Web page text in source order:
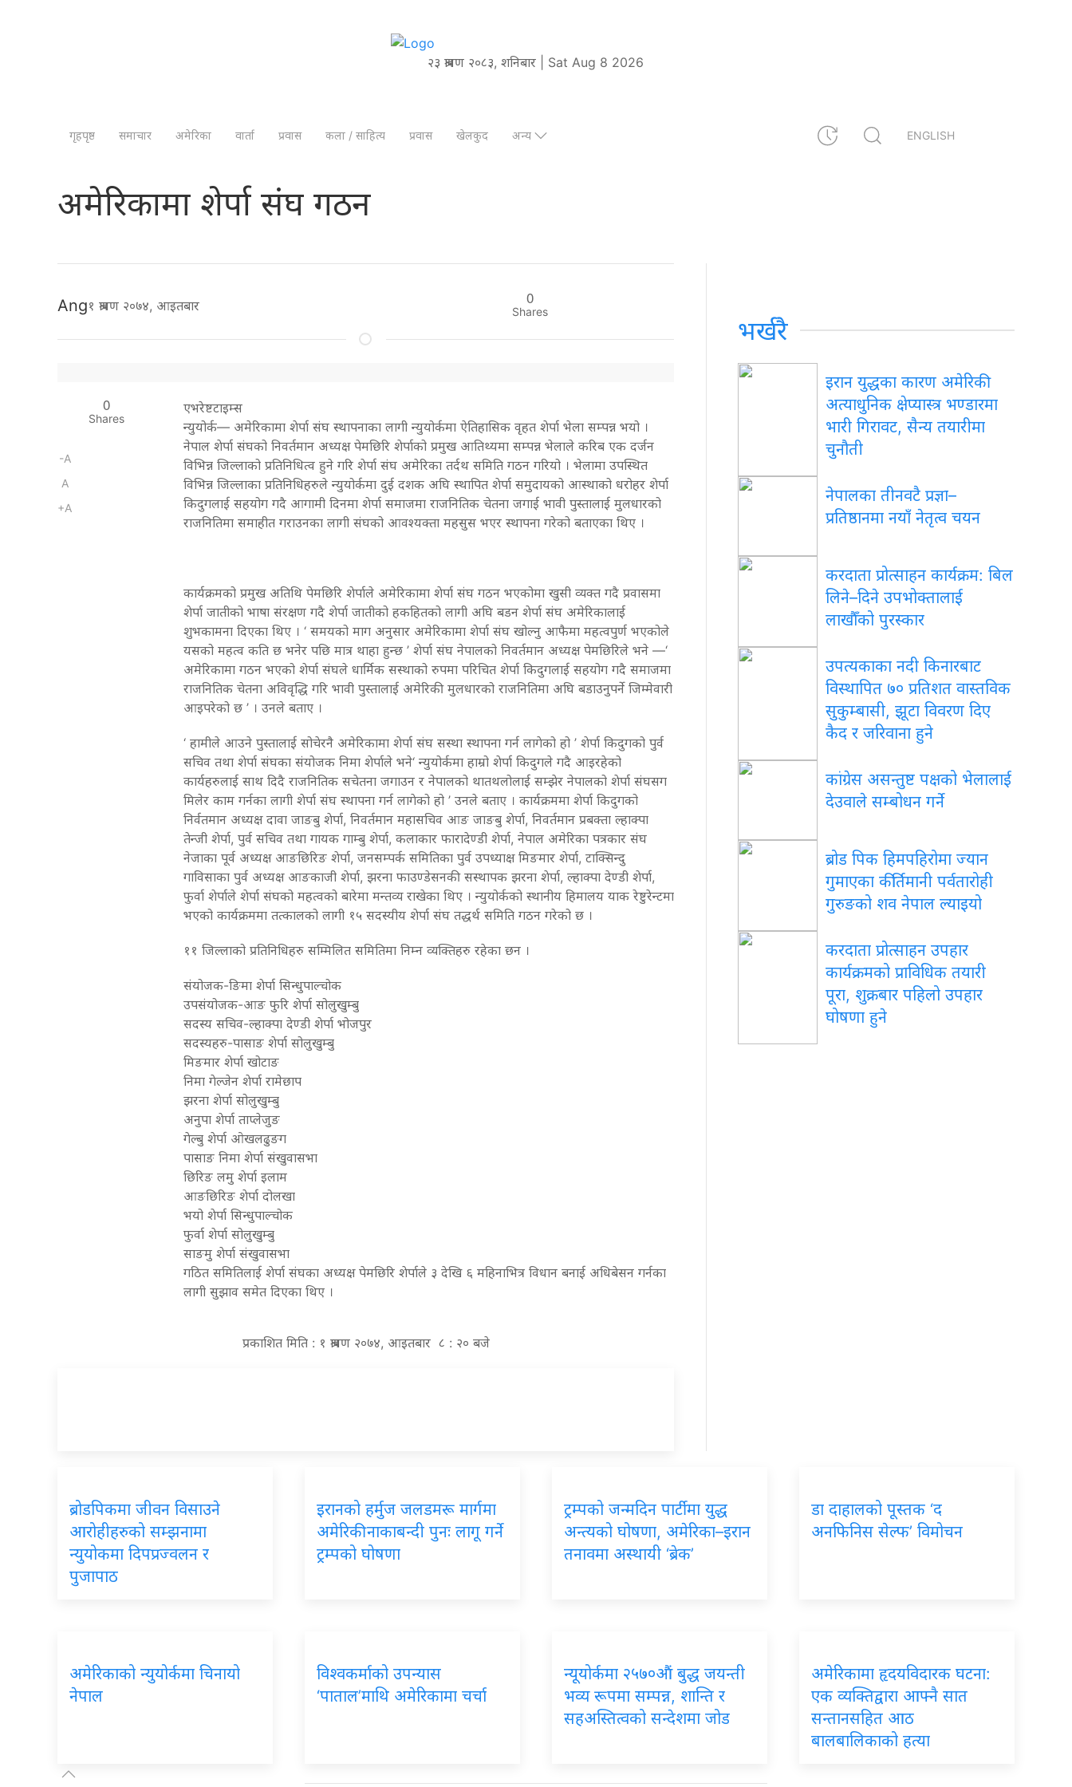
२३ श्रावण २०८३, शनिबार | Sat Aug 8 2026
गृहपृष्ठ समाचार अमेरिका वार्ता प्रवास कला / साहित्य प्रवास खेलकुद अन्य ENGLISH
अमेरिकामा शेर्पा संघ गठन
Ang१ श्रावण २०७४, आइतबार 0
Shares
0
Shares
-A
A
+A
एभरेष्टटाइम्स
न्युयोर्क— अमेरिकामा शेर्पा संघ स्थापनाका लागी न्युयोर्कमा ऐतिहासिक वृहत शेर्पा भेला सम्पन्न भयो ।
नेपाल शेर्पा संघको निवर्तमान अध्यक्ष पेमछिरि शेर्पाको प्रमुख आतिथ्यमा सम्पन्न भेलाले करिब एक दर्जन
विभिन्न जिल्लाको प्रतिनिधित्व हुने गरि शेर्पा संघ अमेरिका तर्दथ समिति गठन गरियो । भेलामा उपस्थित
विभिन्न जिल्लाका प्रतिनिधिहरुले न्युयोर्कमा दुई दशक अघि स्थापित शेर्पा समुदायको आस्थाको धरोहर शेर्पा
किदुगलाई सहयोग गदै आगामी दिनमा शेर्पा समाजमा राजनितिक चेतना जगाई भावी पुस्तालाई मुलधारको
राजनितिमा समाहीत गराउनका लागी संघको आवश्यक्ता महसुस भएर स्थापना गरेको बताएका थिए ।
कार्यक्रमको प्रमुख अतिथि पेमछिरि शेर्पाले अमेरिकामा शेर्पा संघ गठन भएकोमा खुसी व्यक्त गदै प्रवासमा
शेर्पा जातीको भाषा संरक्षण गदै शेर्पा जातीको हकहितको लागी अघि बडन शेर्पा संघ अमेरिकालाई
शुभकामना दिएका थिए । ‘ समयको माग अनुसार अमेरिकामा शेर्पा संघ खोल्नु आफैमा महत्वपुर्ण भएकोले
यसको महत्व कति छ भनेर पछि मात्र थाहा हुन्छ ’ शेर्पा संघ नेपालको निवर्तमान अध्यक्ष पेमछिरिले भने —‘
अमेरिकामा गठन भएको शेर्पा संघले धार्मिक सस्थाको रुपमा परिचित शेर्पा किदुगलाई सहयोग गदै समाजमा
राजनितिक चेतना अविवृद्धि गरि भावी पुस्तालाई अमेरिकी मुलधारको राजनितिमा अघि बडाउनुपर्ने जिम्मेवारी
आइपरेको छ ’ । उनले बताए ।
‘ हामीले आउने पुस्तालाई सोचेरनै अमेरिकामा शेर्पा संघ सस्था स्थापना गर्न लागेको हो ’ शेर्पा किदुगको पुर्व
सचिव तथा शेर्पा संघका संयोजक निमा शेर्पाले भने‘ न्युयोर्कमा हाम्रो शेर्पा किदुगले गदै आइरहेको
कार्यहरुलाई साथ दिदै राजनितिक सचेतना जगाउन र नेपालको थातथलोलाई सम्झेर नेपालको शेर्पा संघसग
मिलेर काम गर्नका लागी शेर्पा संघ स्थापना गर्न लागेको हो ’ उनले बताए । कार्यक्रममा शेर्पा किदुगको
निर्वतमान अध्यक्ष दावा जाङबु शेर्पा, निवर्तमान महासचिव आङ जाङबु शेर्पा, निवर्तमान प्रबक्ता ल्हाक्पा
तेन्जी शेर्पा, पुर्व सचिव तथा गायक गाम्बु शेर्पा, कलाकार फारादेण्डी शेर्पा, नेपाल अमेरिका पत्रकार संघ
नेजाका पूर्व अध्यक्ष आङछिरिङ शेर्पा, जनसम्पर्क समितिका पुर्व उपध्याक्ष मिङमार शेर्पा, टाक्सिन्दु
गाविसाका पुर्व अध्यक्ष आङकाजी शेर्पा, झरना फाउण्डेसनकी सस्थापक झरना शेर्पा, ल्हाक्पा देण्डी शेर्पा,
फुर्वा शेर्पाले शेर्पा संघको महत्वको बारेमा मन्तव्य राखेका थिए । न्युयोर्कको स्थानीय हिमालय याक रेष्टुरेन्टमा
भएको कार्यक्रममा तत्कालको लागी १५ सदस्यीय शेर्पा संघ तद्धर्थ समिति गठन गरेको छ ।
११ जिल्लाको प्रतिनिधिहरु सम्मिलित समितिमा निम्न व्यक्तिहरु रहेका छन ।
संयोजक-ङिमा शेर्पा सिन्धुपाल्चोक
उपसंयोजक-आङ फुरि शेर्पा सोलुखुम्बु
सदस्य सचिव-ल्हाक्पा देण्डी शेर्पा भोजपुर
सदस्यहरु-पासाङ शेर्पा सोलुखुम्बु
मिङमार शेर्पा खोटाङ
निमा गेल्जेन शेर्पा रामेछाप
झरना शेर्पा सोलुखुम्बु
अनुपा शेर्पा ताप्लेजुङ
गेल्बु शेर्पा ओखलढुङग
पासाङ निमा शेर्पा संखुवासभा
छिरिङ लमु शेर्पा इलाम
आङछिरिङ शेर्पा दोलखा
भयो शेर्पा सिन्धुपाल्चोक
फुर्वा शेर्पा सोलुखुम्बु
साङमु शेर्पा संखुवासभा
गठित समितिलाई शेर्पा संघका अध्यक्ष पेमछिरि शेर्पाले ३ देखि ६ महिनाभित्र विधान बनाई अधिबेसन गर्नका
लागी सुझाव समेत दिएका थिए ।
प्रकाशित मिति : १ श्रावण २०७४, आइतबार ८ : २० बजे
भर्खरै
इरान युद्धका कारण अमेरिकी
अत्याधुनिक क्षेप्यास्त्र भण्डारमा
भारी गिरावट, सैन्य तयारीमा
चुनौती
नेपालका तीनवटै प्रज्ञा–
प्रतिष्ठानमा नयाँ नेतृत्व चयन
करदाता प्रोत्साहन कार्यक्रम: बिल
लिने–दिने उपभोक्तालाई
लाखौँको पुरस्कार
उपत्यकाका नदी किनारबाट
विस्थापित ७० प्रतिशत वास्तविक
सुकुम्बासी, झूटा विवरण दिए
कैद र जरिवाना हुने
कांग्रेस असन्तुष्ट पक्षको भेलालाई
देउवाले सम्बोधन गर्ने
ब्रोड पिक हिमपहिरोमा ज्यान
गुमाएका कीर्तिमानी पर्वतारोही
गुरुङको शव नेपाल ल्याइयो
करदाता प्रोत्साहन उपहार
कार्यक्रमको प्राविधिक तयारी
पूरा, शुक्रबार पहिलो उपहार
घोषणा हुने
ब्रोडपिकमा जीवन विसाउने
आरोहीहरुको सम्झनामा
न्युयोकमा दिपप्रज्वलन र
पुजापाठ
इरानको हर्मुज जलडमरू मार्गमा
अमेरिकी नाकाबन्दी पुनः लागू गर्ने
ट्रम्पको घोषणा
ट्रम्पको जन्मदिन पार्टीमा युद्ध
अन्त्यको घोषणा, अमेरिका–इरान
तनावमा अस्थायी ‘ब्रेक’
डा दाहालको पूस्तक ‘द
अनफिनिस सेल्फ’ विमोचन
अमेरिकाको न्युयोर्कमा चिनायो
नेपाल
विश्वकर्माको उपन्यास
‘पाताल’माथि अमेरिकामा चर्चा
न्यूयोर्कमा २५७०औं बुद्ध जयन्ती
भव्य रूपमा सम्पन्न, शान्ति र
सहअस्तित्वको सन्देशमा जोड
अमेरिकामा हृदयविदारक घटना:
एक व्यक्तिद्वारा आफ्नै सात
सन्तानसहित आठ
बालबालिकाको हत्या